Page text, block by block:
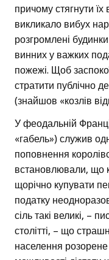
причому стягнути їх
викликало вибух
розгромлені
винних у важких
пожежі. Щоб
стратити публічно
(знайшов «козлів
У феодальній
«габель») служив
поповнення
встановлювали, що
щорічно купувати
податку
сіль такі великі, –
столітті, – що
населення розорене